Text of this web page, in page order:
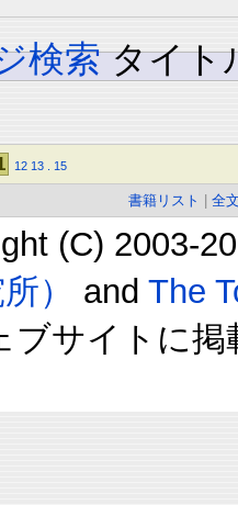
検索 タイ
12 13 15
書籍リスト 全
(C) 2003-
）
and The
ブサイトに